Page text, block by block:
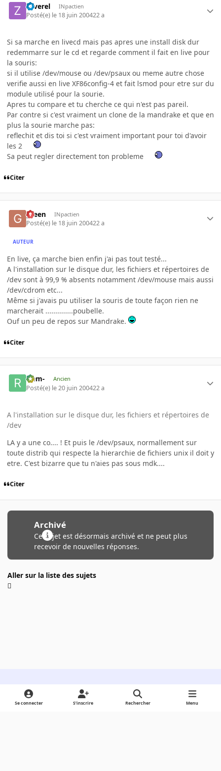
zaverel INpactien
Posté(e) le 18 juin 200422 a
Si sa marche en livecd mais pas apres une install disk dur
redemmarre sur le cd et regarde comment il fait en live pour
la souris:
si il utilise /dev/mouse ou /dev/psaux ou meme autre chose
verifie aussi en live XF86config-4 et fait lsmod pour etre sur du
module utilisé pour la sourie.
Apres tu compare et tu cherche ce qui n'est pas pareil.
Par contre si c'est vraiment un clone de la mandrake et que en
plus la sourie marche pas:
reflechit et dis toi si c'est vraiment important pour toi d'avoir
les 2
Sa peut regler directement ton probleme
Citer
green INpactien
Posté(e) le 18 juin 200422 a
AUTEUR
En live, ça marche bien enfin j'ai pas tout testé...
A l'installation sur le disque dur, les fichiers et répertoires de
/dev sont à 99,9 % absents notamment /dev/mouse mais aussi
/dev/cdrom etc...
Même si j'avais pu utiliser la souris de toute façon rien ne
marcherait ..............poubelle.
Ouf un peu de repos sur Mandrake.
Citer
-rem- Ancien
Posté(e) le 20 juin 200422 a
A l'installation sur le disque dur, les fichiers et répertoires de
/dev
LA y a une co.... ! Et puis le /dev/psaux, normallement sur
toute distrib qui respecte la hierarchie de fichiers unix il doit y
etre. C'est bizarre que tu n'aies pas sous mdk....
Citer
Archivé
Ce sujet est désormais archivé et ne peut plus
recevoir de nouvelles réponses.
Aller sur la liste des sujets
Light ModeDark ModeSystem Preference
Se connecter S’inscrire Rechercher Menu